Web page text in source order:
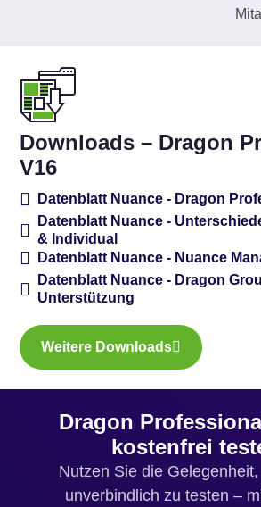
Downloads – Dragon
V16
Datenblatt Nuance - Dragon
Datenblatt Nuance -
& Individual
Datenblatt Nuance - Nuance
Datenblatt Nuance - Dragon
Unterstützung
Weitere Downloads
Dragon
kostenfrei
Nutzen Sie die
unverbindlich zu testen –